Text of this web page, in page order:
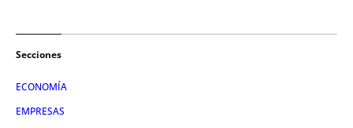
Secciones
ECONOMÍA
EMPRESAS